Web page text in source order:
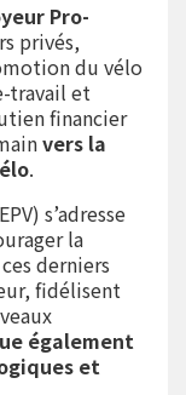
Pro-
privés,
du vélo
travail et
financier
vers la
.
s’adresse
la
derniers
fidélisent
également
et